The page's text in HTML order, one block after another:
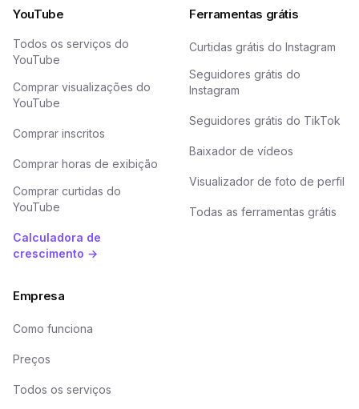
YouTube
Todos os serviços do
YouTube
Comprar visualizações do
YouTube
Comprar inscritos
Comprar horas de exibição
Comprar curtidas do
YouTube
Calculadora de
crescimento →
Ferramentas grátis
Curtidas grátis do Instagram
Seguidores grátis do
Instagram
Seguidores grátis do TikTok
Baixador de vídeos
Visualizador de foto de perfil
Todas as ferramentas grátis
Empresa
Como funciona
Preços
Todos os serviços